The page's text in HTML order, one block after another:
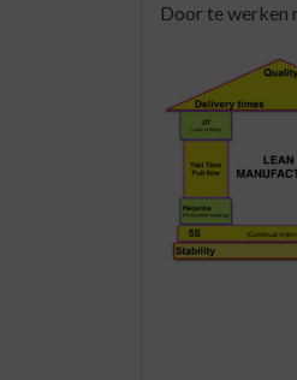
Door te werken